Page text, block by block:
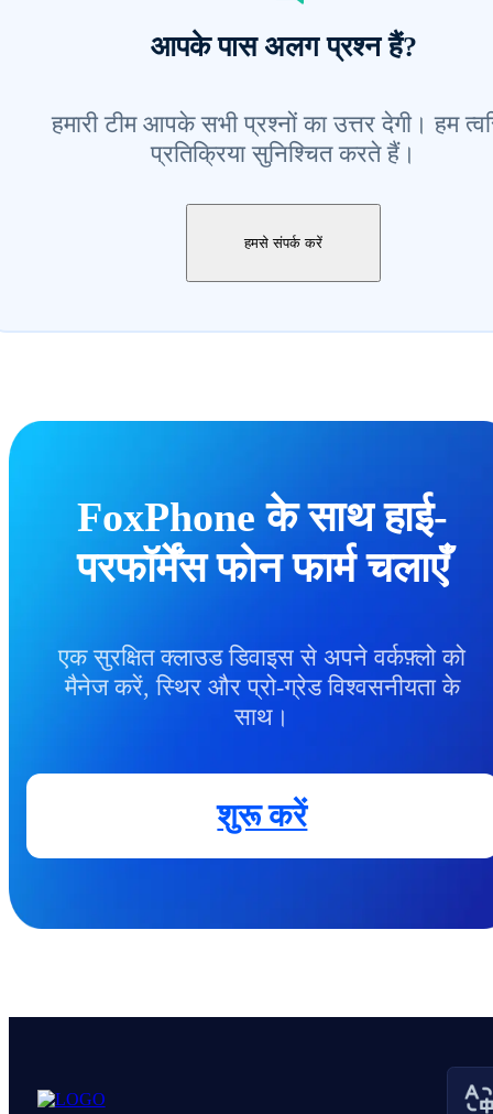
आपके पास अलग प्रश्न हैं?
हमारी टीम आपके सभी प्रश्नों का उत्तर देगी। हम
प्रतिक्रिया सुनिश्चित करते हैं।
हमसे संपर्क करें
FoxPhone के साथ हाई-
परफॉर्मेंस फोन फार्म चलाएँ
एक सुरक्षित क्लाउड डिवाइस से अपने वर्कफ़्लो को
मैनेज करें, स्थिर और प्रो-ग्रेड विश्वसनीयता के
साथ।
शुरू करें